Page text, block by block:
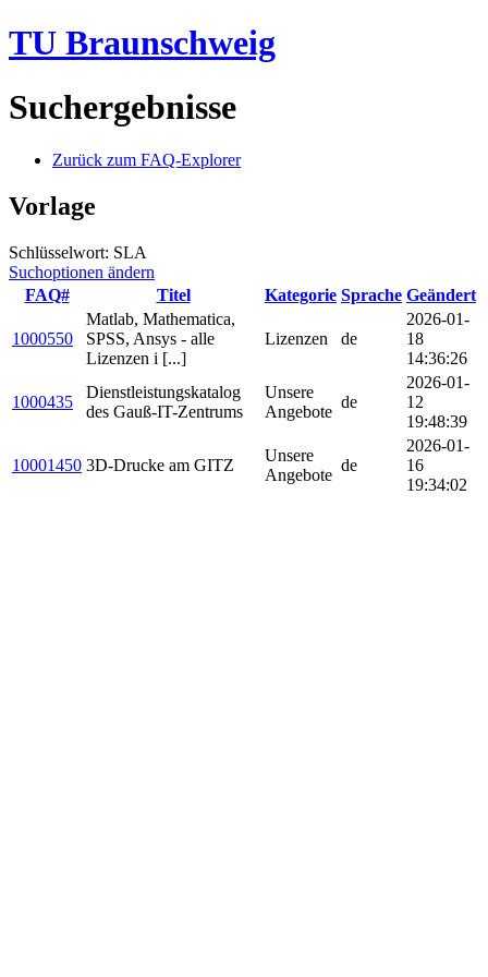
TU Braunschweig
Suchergebnisse
Zurück zum FAQ-Explorer
Vorlage
Schlüsselwort: SLA
Suchoptionen ändern
FAQ#
Titel Kategorie Sprache Geändert
1000550
Matlab, Mathematica,
SPSS, Ansys - alle
Lizenzen i [...]
Lizenzen de
2026-01-
18
14:36:26
1000435
Dienstleistungskatalog
des Gauß-IT-Zentrums
Unsere
Angebote
de
2026-01-
12
19:48:39
10001450 3D-Drucke am GITZ
Unsere
Angebote
de
2026-01-
16
19:34:02